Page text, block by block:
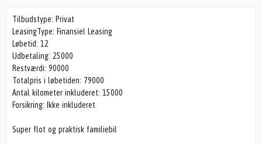
Tilbudstype: Privat
LeasingType: Finansiel Leasing
Løbetid: 12
Udbetaling: 25000
Restværdi: 90000
Totalpris i løbetiden: 79000
Antal kilometer inkluderet: 15000
Forsikring: Ikke inkluderet
Super flot og praktisk familiebil